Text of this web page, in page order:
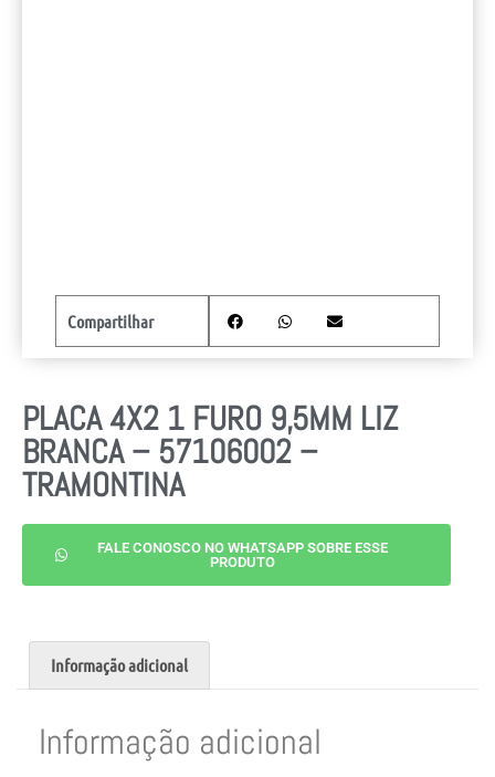
PLACA 4X2 1 FURO 9,5MM LIZ
BRANCA – 57106002 –
TRAMONTINA
FALE CONOSCO NO WHATSAPP SOBRE ESSE
PRODUTO
Compartilhar
Informação adicional
Informação adicional